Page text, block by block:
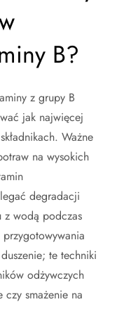
B?
z grupy B
jak najwięcej
Ważne
na wysokich
degradacji
z wodą podczas
te techniki
odżywczych
smażenie na